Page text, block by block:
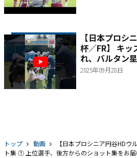
【日本プロシ
杯／FR】 キ
れ、バルタン
えて記念撮影
2025年09月28日
トップ 動画
【日本プロシニア円谷HD
ト集 ① 上位選手、後方からのショット集をお